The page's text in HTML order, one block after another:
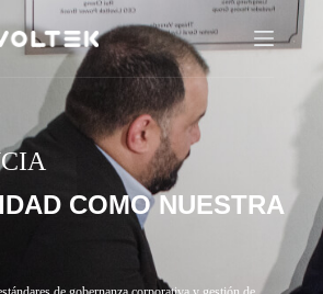
COMO NUESTRA